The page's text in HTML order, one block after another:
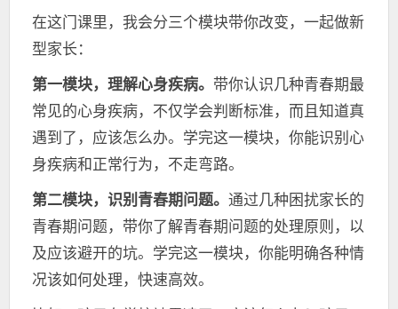
在这门课里，我会分三个模块带你改变，一起做新
型家长：
第一模块，理解心身疾病。 带你认识几种青春期最
常见的心身疾病，不仅学会判断标准，而且知道真
遇到了，应该怎么办。学完这一模块，你能识别心
身疾病和正常行为，不走弯路。
第二模块，识别青春期问题。 通过几种困扰家长的
青春期问题，带你了解青春期问题的处理原则，以
及应该避开的坑。学完这一模块，你能明确各种情
况该如何处理，快速高效。